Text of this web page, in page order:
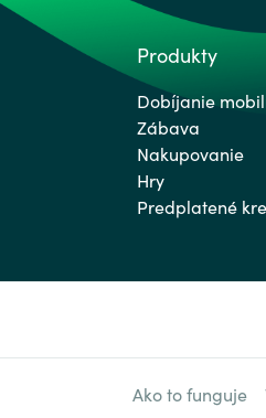
Produkty
Dobíjanie
Zábava
Nakupovanie
Hry
Predplatené
Ako to funguje